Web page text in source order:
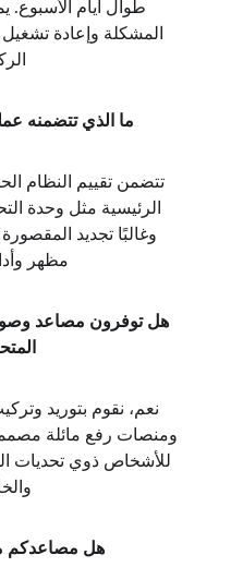
طوال أيام
المشكلة وإعادة
ما الذي تتضمنه
تتضمن تقييم النظام
الرئيسية مثل وحدة
وغالبًا تجديد
مظهر
هل توفرون مصاعد
نعم، نقوم بتوريد
ومنصات رفع مائلة
للأشخاص ذوي تحديات
هل مصاعدكم